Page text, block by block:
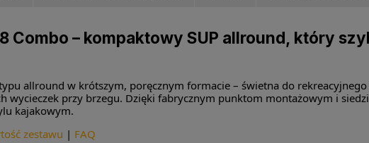
Combo – kompaktowy SUP allround, który
allround w krótszym, poręcznym formacie – świetna do rekreacyjnego
wycieczek przy brzegu. Dzięki fabrycznym punktom montażowym i
kajakowym.
zestawu | FAQ